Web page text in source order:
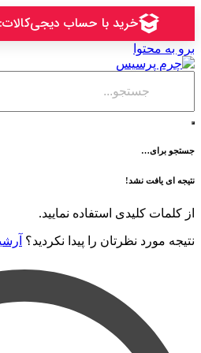
نشد!
کلیدی استفاده نمایید.
نظرتان را پیدا نکردید؟ آرشیو